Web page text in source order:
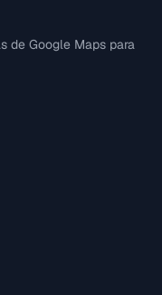
de Google Maps para